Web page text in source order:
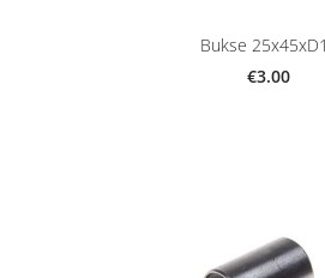
Bukse
€3.00